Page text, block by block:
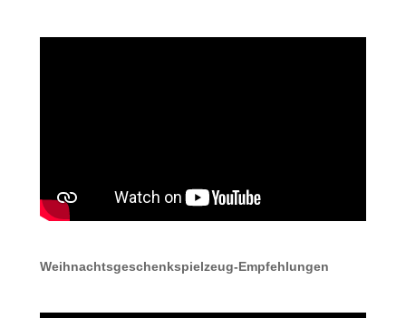
Weihnachtsgeschenkspielzeug-Empfehlungen